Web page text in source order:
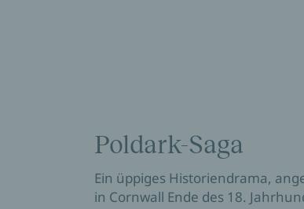
Poldark-Saga
Ein üppiges Historiendrama,
in Cornwall Ende des 18.